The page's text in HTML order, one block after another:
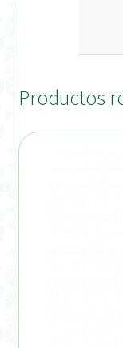
Productos